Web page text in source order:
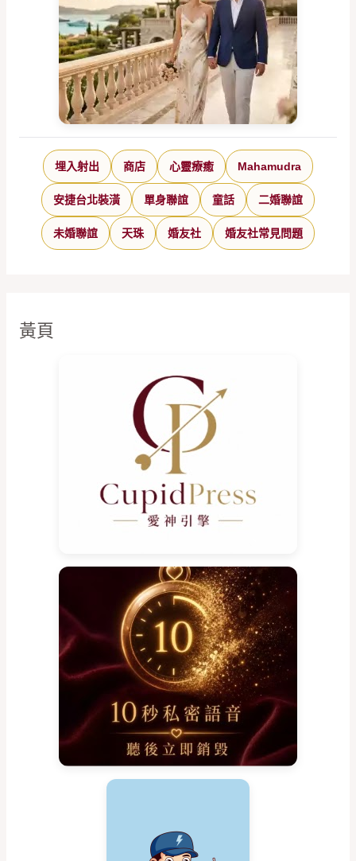
埋入射出 商店 心靈療癒 Mahamudra
安捷台北裝潢 單身聯誼 童話 二婚聯誼
未婚聯誼 天珠 婚友社 婚友社常見問題
黃頁